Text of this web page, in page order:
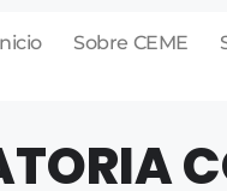
Sobre CEME